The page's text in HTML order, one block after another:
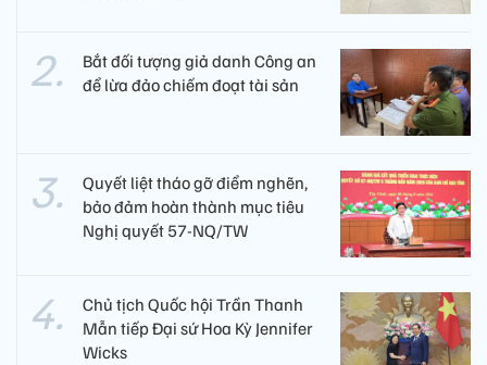
Bắt đối tượng giả danh Công an
để lừa đảo chiếm đoạt tài sản
Quyết liệt tháo gỡ điểm nghẽn,
bảo đảm hoàn thành mục tiêu
Nghị quyết 57-NQ/TW
Chủ tịch Quốc hội Trần Thanh
Mẫn tiếp Đại sứ Hoa Kỳ Jennifer
Wicks